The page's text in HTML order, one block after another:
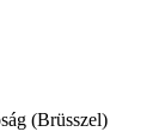
(Brüsszel)